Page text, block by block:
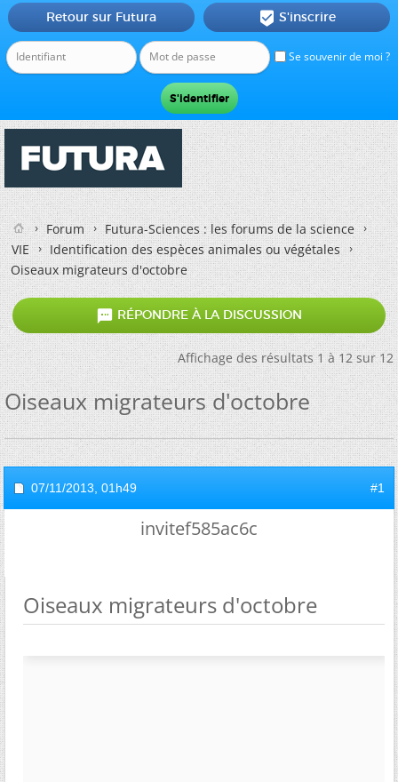
Se souvenir de moi ?
Retour sur Futura  S'inscrire
Forum
Futura-Sciences : les forums de la science
VIE
Identification des espèces animales ou végétales
Oiseaux migrateurs d'octobre
 RÉPONDRE À LA DISCUSSION
Affichage des résultats 1 à 12 sur 12
Oiseaux migrateurs d'octobre
07/11/2013, 01h49 #1
invitef585ac6c
Oiseaux migrateurs d'octobre